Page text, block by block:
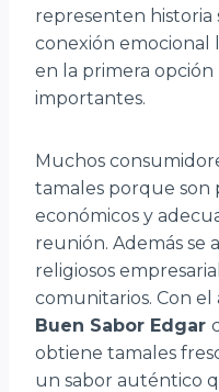
representen historia
conexión emocional
en la primera opción
importantes.
Muchos
tamales porque son
económicos y
reunión. Además se
religiosos
comunitarios. Con el
Buen Sabor Edgar
obtiene tamales
un sabor auténtico